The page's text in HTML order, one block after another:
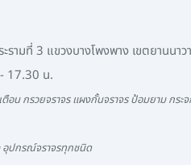
ามที่ 3 แขวงบางโพงพาง เขตยานนา
17.30 น.
อน กรวยจราจร แผงกั้นจราจร ป้อมยาม กระจ
อุปกรณ์จราจรทุกชนิด